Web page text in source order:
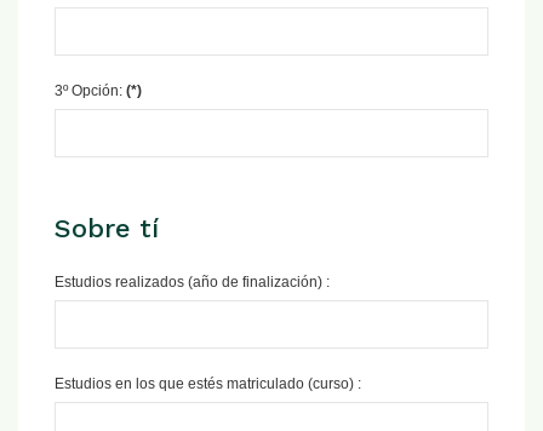
3º Opción: (*)
Sobre tí
Estudios realizados (año de finalización) :
Estudios en los que estés matriculado (curso) :